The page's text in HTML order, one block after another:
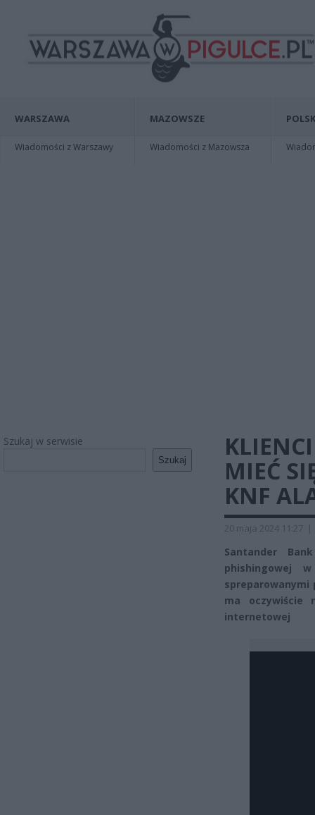
WARSZAWA
Wiadomości z Warszawy
MAZOWSZE
Wiadomości z Mazowsza
Szukaj w serwisie
Szukaj
MIEĆ
KNF
20 maja 2024 11:27 |
Santander
phishingowej w
spreparowanymi
ma oczywiście
internetowej